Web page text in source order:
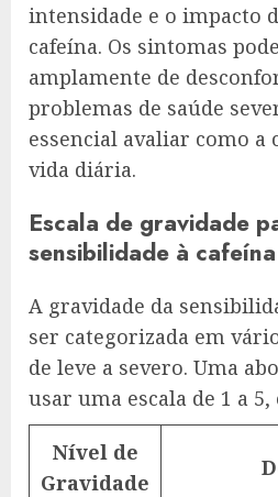
intensidade e o impacto
cafeína. Os sintomas
amplamente de
problemas de saúde
essencial avaliar como a
vida diária.
Escala de gravidade
sensibilidade à cafeína
A gravidade da
ser categorizada em
de leve a severo. Uma
usar uma escala de 1 a 5,
Nível de
Gravidade